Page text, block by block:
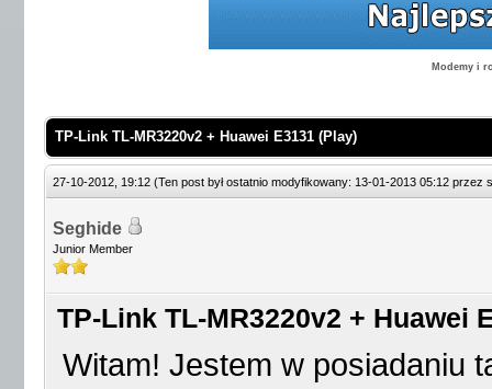
Modemy i
TP-Link TL-MR3220v2 + Huawei E3131 (Play)
27-10-2012, 19:12 (Ten post był ostatnio modyfikowany: 13-01-2013 05:12 przez
Seghide
Junior Member
TP-Link TL-MR3220v2 + Huawei
Witam! Jestem w posiadaniu